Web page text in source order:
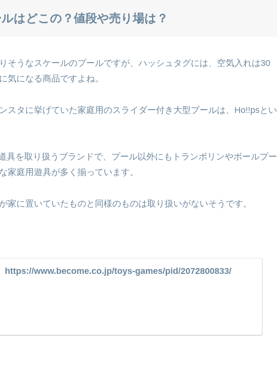
はどこの？値段や売り場は？
そうなスケールのプールですが、ハッシュタグには、空気入れは30
気になる商品ですよね。
スタに挙げていた家庭用のスライダー付き大型プールは、Ho!!psとい
具を取り扱うブランドで、プール以外にもトランポリンやボールプー
家庭用遊具が多く揃っています。
家に置いていたものと同様のものは取り扱いがないそうです。
https://www.become.co.jp/toys-games/pid/2072800833/